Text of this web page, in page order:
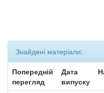
Знайдені матеріали:
Попередній
перегляд
Дата
випуску